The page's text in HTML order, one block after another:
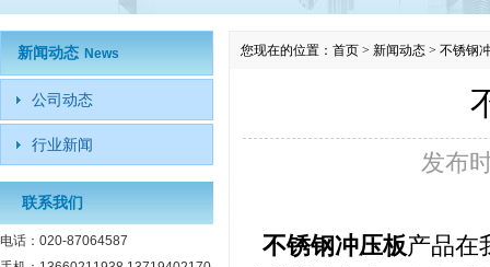
您现在的位置： 首页 > 新闻动态 > 不锈钢
发布
不锈钢冲压板产品在
新闻动态 News
公司动态
行业新闻
联系我们
电话：020-87064587